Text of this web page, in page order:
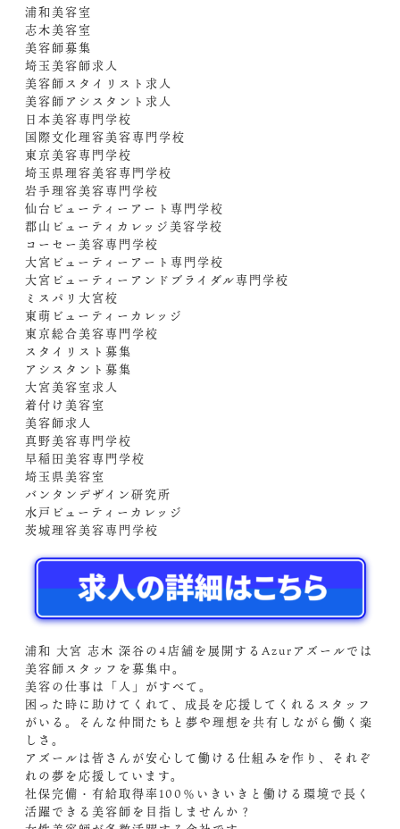
浦和美容室
志木美容室
美容師募集
埼玉美容師求人
美容師スタイリスト求人
美容師アシスタント求人
日本美容専門学校
国際文化理容美容専門学校
東京美容専門学校
埼玉県理容美容専門学校
岩手理容美容専門学校
仙台ビューティーアート専門学校
郡山ビューティカレッジ美容学校
コーセー美容専門学校
大宮ビューティーアート専門学校
大宮ビューティーアンドブライダル専門学校
ミスパリ大宮校
東萌ビューティーカレッジ
東京総合美容専門学校
スタイリスト募集
アシスタント募集
大宮美容室求人
着付け美容室
美容師求人
真野美容専門学校
早稲田美容専門学校
埼玉県美容室
バンタンデザイン研究所
水戸ビューティーカレッジ
茨城理容美容専門学校
浦和 大宮 志木 深谷の4店舗を展開するAzurアズールでは
美容師スタッフを募集中。
美容の仕事は「人」がすべて。
困った時に助けてくれて、成長を応援してくれるスタッフ
がいる。そんな仲間たちと夢や理想を共有しながら働く楽
しさ。
アズールは皆さんが安心して働ける仕組みを作り、それぞ
れの夢を応援しています。
社保完備・有給取得率100％いきいきと働ける環境で長く
活躍できる美容師を目指しませんか？